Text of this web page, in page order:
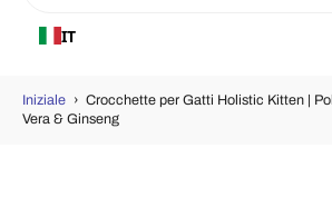
IT
Iniziale › Crocchette per Gatti Holistic Kitten |
Vera & Ginseng